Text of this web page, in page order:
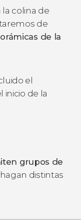
colina de
de
de la
el
inicio de la
grupos de
distintas